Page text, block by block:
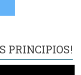
PRINCIPIOS!